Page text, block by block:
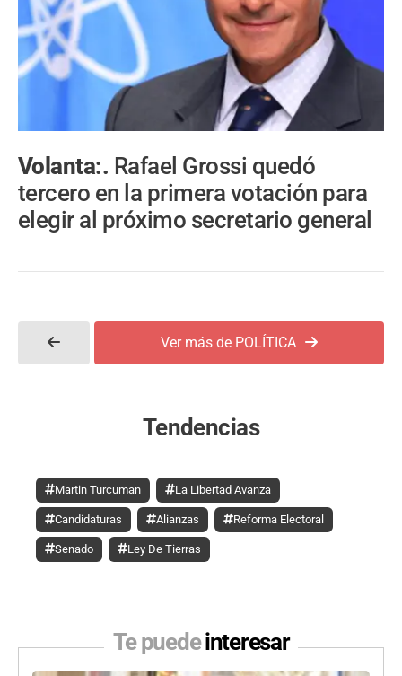
Volanta:. Rafael Grossi quedó
tercero en la primera votación para
elegir al próximo secretario general
Ver más de POLÍTICA
Tendencias
Martin Turcuman La Libertad Avanza
Candidaturas Alianzas Reforma Electoral
Senado Ley De Tierras
Te puedeinteresar